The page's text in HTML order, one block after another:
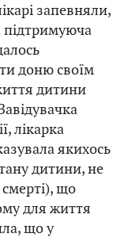
запевняли,
підтримуюча
доню своїм
дитини
лікарка
якихось
дитини, не
що
для життя
що у